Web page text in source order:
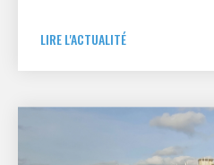
LIRE L'ACTUALITÉ